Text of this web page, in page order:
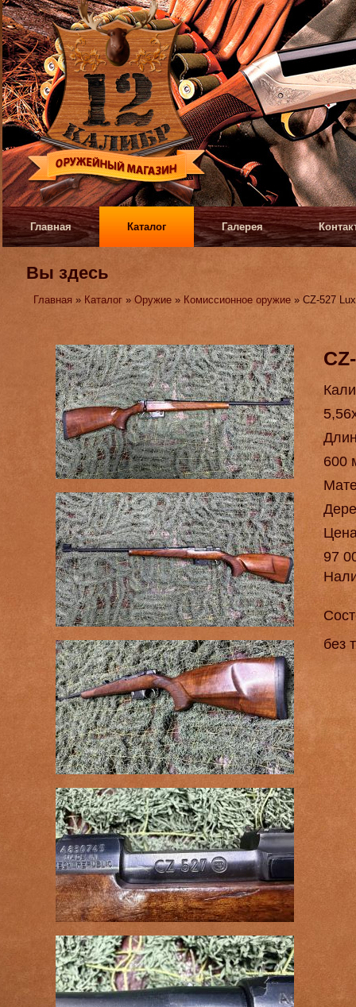
Главная Каталог Галерея
Вы здесь
Главная » Каталог »Оружие » Комиссионное оружие » CZ-527 Lux
600
97
без